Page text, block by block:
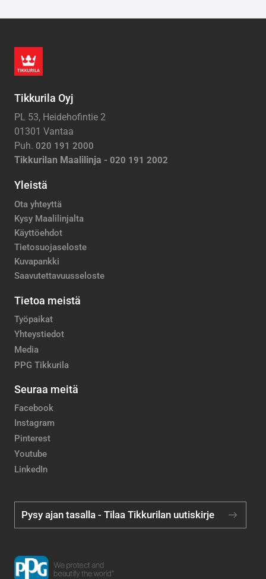
Tikkurila Oyj
PL 53, Heidehofintie 2
01301 Vantaa
Puh. 020 191 2000
Tikkurilan Maalilinja - 020 191 2002
Yleistä
Ota yhteyttä
Kysy Maalilinjalta
Käyttöehdot
Tietosuojaseloste
Kuvapankki
Saavutettavuusseloste
Tietoa meistä
Työpaikat
Yhteystiedot
Media
PPG Tikkurila
Seuraa meitä
Facebook
Instagram
Pinterest
Youtube
LinkedIn
Pysy ajan tasalla - Tilaa Tikkurilan uutiskirje